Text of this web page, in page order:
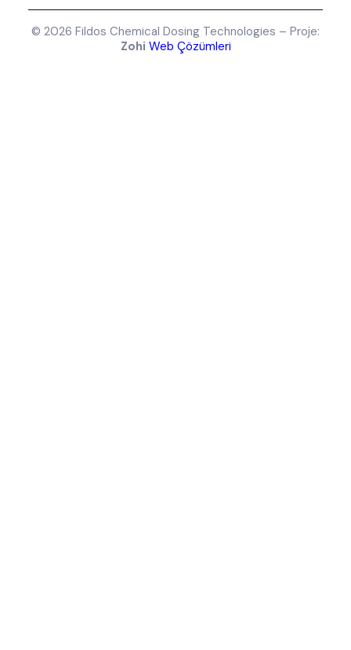
© 2026 Fildos Chemical Dosing Technologies – Proje:
Zohi Web Çözümleri